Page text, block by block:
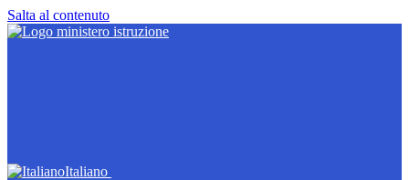
Salta al contenuto
Italiano